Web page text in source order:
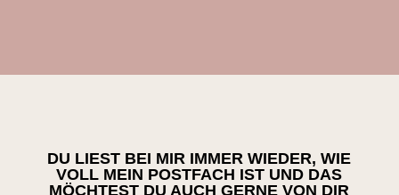
DU LIEST BEI MIR IMMER WIEDER, WIE
VOLL MEIN POSTFACH IST UND DAS
MÖCHTEST DU AUCH GERNE VON DIR